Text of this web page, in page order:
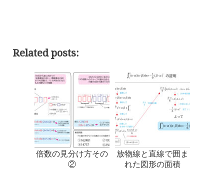
Related posts:
倍数の見分け方その
②
放物線と直線で囲ま
れた図形の面積